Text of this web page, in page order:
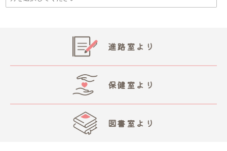
進路室より
保健室より
図書室より